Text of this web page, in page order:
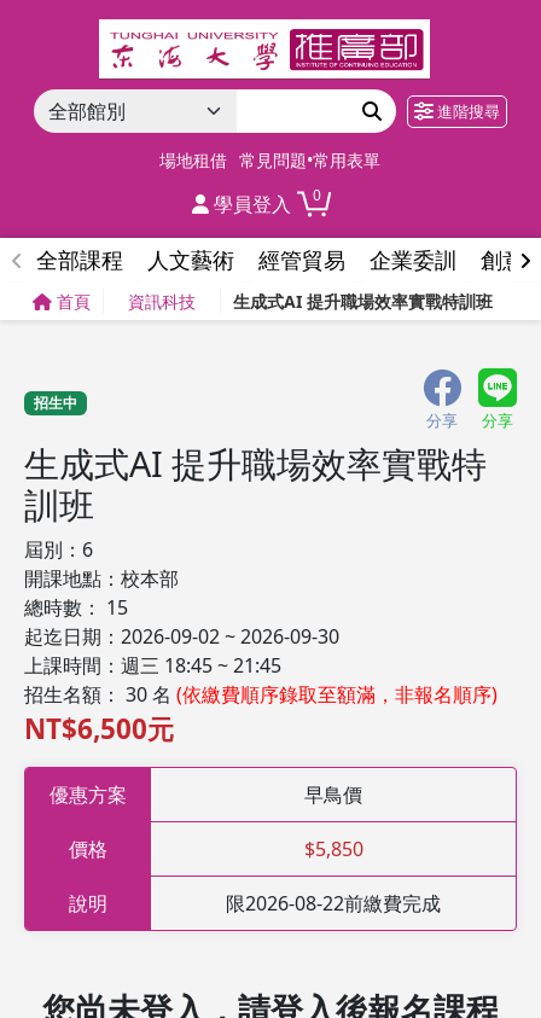
進階搜尋
場地租借 常見問題•常用表單
學員登入 0
全部課程 人文藝術 經管貿易 企業委訓 創意
首頁 資訊科技 生成式AI 提升職場效率實戰特訓班
招生中
分享 分享
生成式AI 提升職場效率實戰特
訓班
屆別：6
開課地點：校本部
總時數： 15
起迄日期：2026-09-02 ~ 2026-09-30
上課時間：週三 18:45 ~ 21:45
招生名額： 30 名 (依繳費順序錄取至額滿，非報名順序)
NT$6,500元
優惠方案 早鳥價
價格 $5,850
說明 限2026-08-22前繳費完成
您尚未登入，請登入後報名課程